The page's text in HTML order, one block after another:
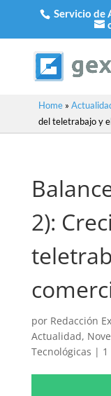
Servicio de
Home»
del teletrabajo y
2):
por Redacción
Actualidad,
Tecnológicas |